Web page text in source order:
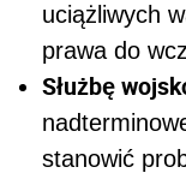
uciążliwych
prawa do
Służbę
stanowić